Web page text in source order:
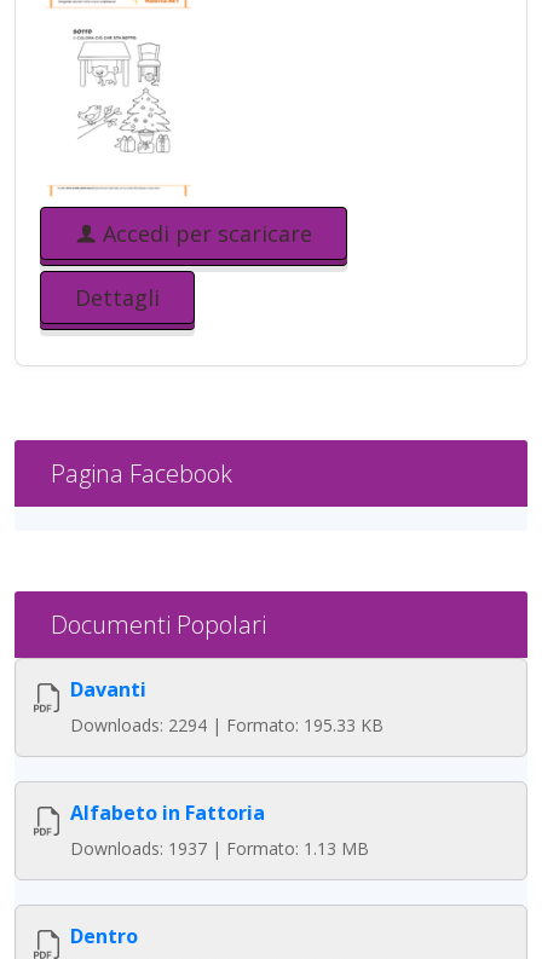
Accedi per scaricare
Dettagli
Pagina Facebook
Documenti Popolari
Davanti
Downloads: 2294 | Formato: 195.33 KB
Alfabeto in Fattoria
Downloads: 1937 | Formato: 1.13 MB
Dentro